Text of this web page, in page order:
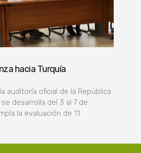
hacia Turquía
auditoría oficial de la República
desarrolla del 3 al 7 de
la evaluación de 11